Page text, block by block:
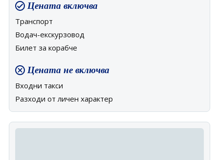
Цената включва
Транспорт
Водач-екскурзовод
Билет за корабче
Цената не включва
Входни такси
Разходи от личен характер